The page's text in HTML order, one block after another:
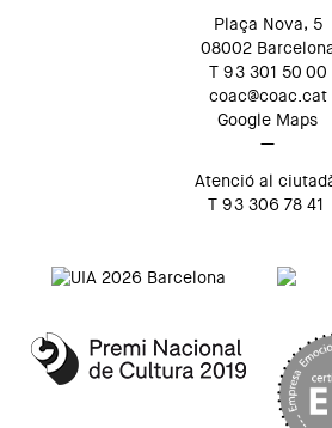
Plaça Nova, 5
08002
T 93 301 50 00
coac@coac.cat
Google Maps
—
Atenció al
T 93 306 78 41